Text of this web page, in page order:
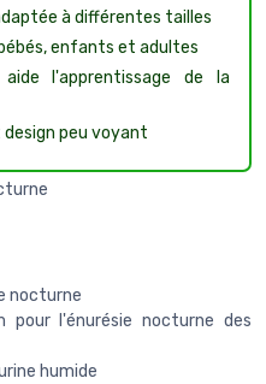
à différentes tailles
enfants et adultes
l'apprentissage de la
peu voyant
nocturne
pour l'énurésie nocturne des
humide